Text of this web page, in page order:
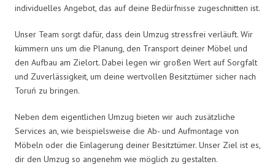
individuelles Angebot, das auf deine Bedürfnisse zugeschnitten ist.
Unser Team sorgt dafür, dass dein Umzug stressfrei verläuft. Wir
kümmern uns um die Planung, den Transport deiner Möbel und
den Aufbau am Zielort. Dabei legen wir großen Wert auf Sorgfalt
und Zuverlässigkeit, um deine wertvollen Besitztümer sicher nach
Toruń zu bringen.
Neben dem eigentlichen Umzug bieten wir auch zusätzliche
Services an, wie beispielsweise die Ab- und Aufmontage von
Möbeln oder die Einlagerung deiner Besitztümer. Unser Ziel ist es,
dir den Umzug so angenehm wie möglich zu gestalten.